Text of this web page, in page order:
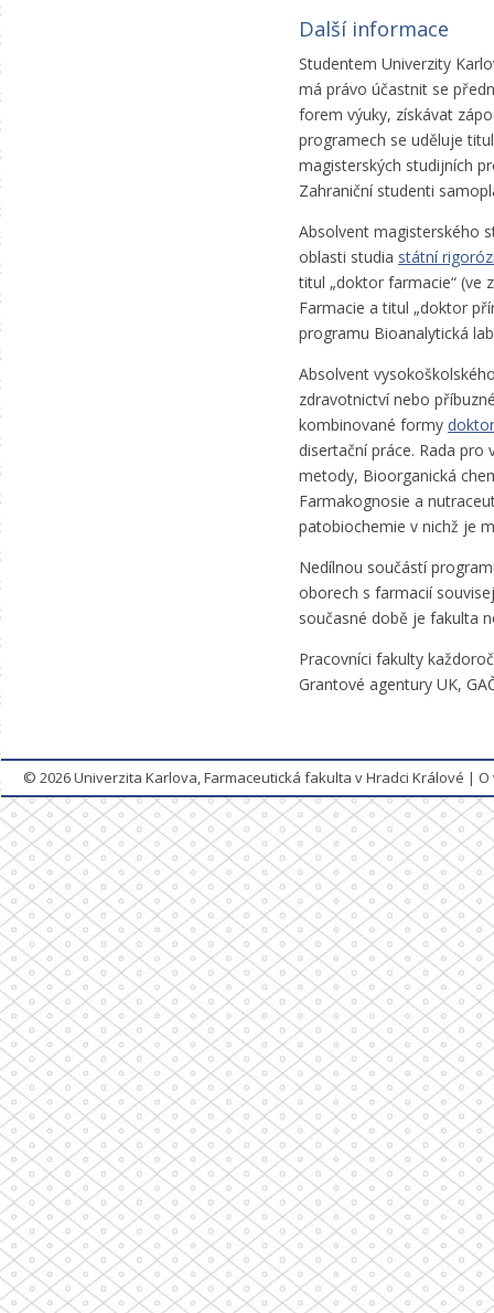
Další informace
Studentem Univerzity
má právo účastnit se
forem výuky, získávat
programech se uděluje
magisterských studijních
Zahraniční studenti
Absolvent magisterského
oblasti studia státní
titul „doktor farmacie“ (ve
Farmacie a titul „doktor
programu Bioanalytická
Absolvent
zdravotnictví nebo
kombinované formy
disertační práce. Rada
metody, Bioorganická
Farmakognosie a
patobiochemie v nichž je
Nedílnou součástí
oborech s farmacií
současné době je fakulta
Pracovníci fakulty
Grantové agentury UK,
© 2026Univerzita Karlova, Farmaceutická fakulta v Hradci Králové |